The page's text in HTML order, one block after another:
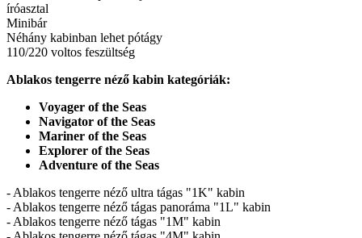
íróasztal
Minibár
Néhány kabinban lehet pótágy
110/220 voltos feszültség
Ablakos tengerre néző kabin kategóriák:
Voyager of the Seas
Navigator of the Seas
Mariner of the Seas
Explorer of the Seas
Adventure of the Seas
- Ablakos tengerre néző ultra tágas "1K" kabin
- Ablakos tengerre néző tágas panoráma "1L" kabin
- Ablakos tengerre néző tágas "1M" kabin